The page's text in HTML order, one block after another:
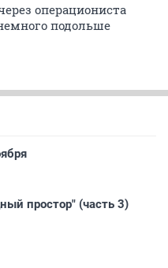
операциониста
подольше
простор" (часть 3)